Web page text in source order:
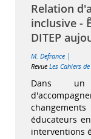
Relation
inclusive -
DITEP
M. Defrance |
Revue Les Cahiers
Dans un
éducateurs
interventions